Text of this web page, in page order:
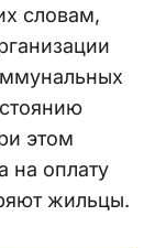
словам,
этом
на оплату
жильцы.